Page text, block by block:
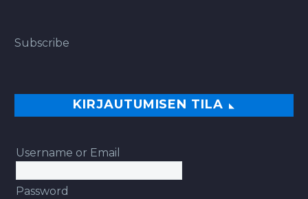
Subscribe
KIRJAUTUMISEN TILA
Username or Email
Password